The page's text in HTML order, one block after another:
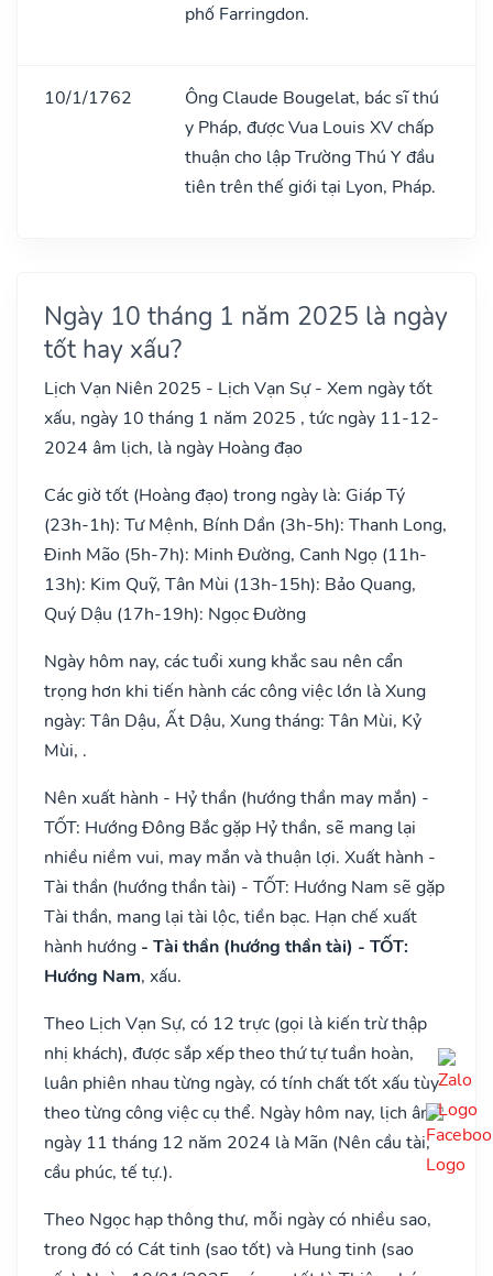
phố Farringdon.
10/1/1762
Ông Claude Bougelat, bác sĩ thú
y Pháp, được Vua Louis XV chấp
thuận cho lập Trường Thú Y đầu
tiên trên thế giới tại Lyon, Pháp.
Ngày 10 tháng 1 năm 2025 là ngày
tốt hay xấu?
Lịch Vạn Niên 2025 - Lịch Vạn Sự - Xem ngày tốt
xấu, ngày 10 tháng 1 năm 2025 , tức ngày 11-12-
2024 âm lịch, là ngày Hoàng đạo
Các giờ tốt (Hoàng đạo) trong ngày là: Giáp Tý
(23h-1h): Tư Mệnh, Bính Dần (3h-5h): Thanh Long,
Đinh Mão (5h-7h): Minh Đường, Canh Ngọ (11h-
13h): Kim Quỹ, Tân Mùi (13h-15h): Bảo Quang,
Quý Dậu (17h-19h): Ngọc Đường
Ngày hôm nay, các tuổi xung khắc sau nên cẩn
trọng hơn khi tiến hành các công việc lớn là Xung
ngày: Tân Dậu, Ất Dậu, Xung tháng: Tân Mùi, Kỷ
Mùi, .
Nên xuất hành - Hỷ thần (hướng thần may mắn) -
TỐT: Hướng Đông Bắc gặp Hỷ thần, sẽ mang lại
nhiều niềm vui, may mắn và thuận lợi. Xuất hành -
Tài thần (hướng thần tài) - TỐT: Hướng Nam sẽ gặp
Tài thần, mang lại tài lộc, tiền bạc. Hạn chế xuất
hành hướng - Tài thần (hướng thần tài) - TỐT:
Hướng Nam, xấu.
Theo Lịch Vạn Sự, có 12 trực (gọi là kiến trừ thập
nhị khách), được sắp xếp theo thứ tự tuần hoàn,
luân phiên nhau từng ngày, có tính chất tốt xấu tùy
theo từng công việc cụ thể. Ngày hôm nay, lịch âm
ngày 11 tháng 12 năm 2024 là Mãn (Nên cầu tài,
cầu phúc, tế tự.).
Theo Ngọc hạp thông thư, mỗi ngày có nhiều sao,
trong đó có Cát tinh (sao tốt) và Hung tinh (sao